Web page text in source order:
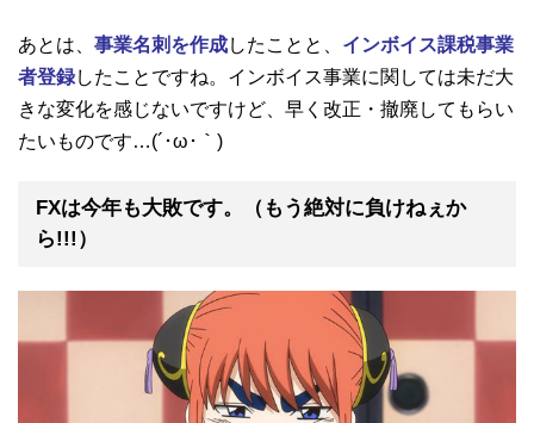
あとは、 事業名刺を作成したことと、 インボイス課税事業
者登録したことですね。インボイス事業に関しては未だ大
きな変化を感じないですけど、早く改正・撤廃してもらい
たいものです…(´･ω･｀)
FXは今年も大敗です。（もう絶対に負けねぇか
ら!!!）